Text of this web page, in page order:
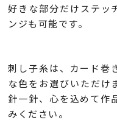
好きな部分だけステッ
ンジも可能です。
刺し子糸は、カード巻
な色をお選びいただけ
針一針、心を込めて作
みください。